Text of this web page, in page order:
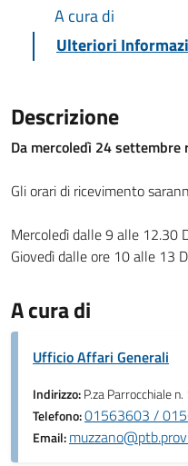
A cura di
Ulteriori
Descrizione
Da mercoledì 24
Gli orari di ricevimento
Mercoledì dalle 9 alle 12.30
Giovedì dalle ore 10 alle 13
A cura di
Ufficio Affari Generali
Indirizzo:P.za Parrocchiale n.
Telefono:01563603 /
Email: